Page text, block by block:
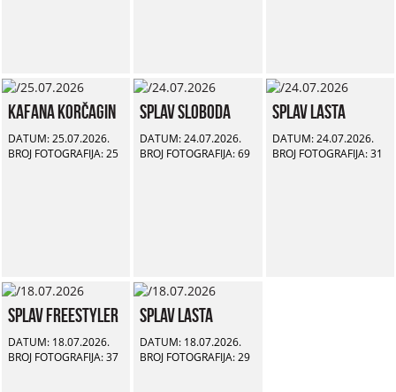
Kafana Korčagin
DATUM: 25.07.2026.
BROJ FOTOGRAFIJA: 25
Splav Sloboda
DATUM: 24.07.2026.
BROJ FOTOGRAFIJA: 69
Splav Lasta
DATUM: 24.07.2026.
BROJ FOTOGRAFIJA: 31
Splav Freestyler
DATUM: 18.07.2026.
BROJ FOTOGRAFIJA: 37
Splav Lasta
DATUM: 18.07.2026.
BROJ FOTOGRAFIJA: 29